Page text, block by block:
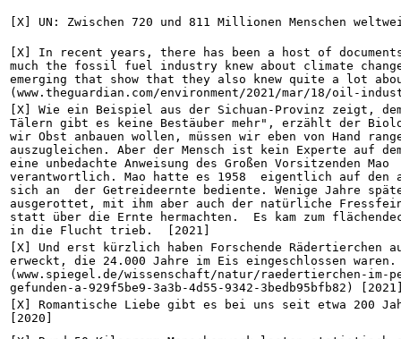
[X] UN: Zwischen 720 und 811 Millionen Menschen
[X] In recent years, there has been a host of
much the fossil fuel industry knew about climate change
emerging that show that they also knew quite a lot
(www.theguardian.com/environment/2021/mar/18/oil-
[X] Wie ein Beispiel aus der Sichuan-Provinz zeigt,
Tälern gibt es keine Bestäuber mehr", erzählt der
wir Obst anbauen wollen, müssen wir eben von Hand
auszugleichen. Aber der Mensch ist kein Experte auf
eine unbedachte Anweisung des Großen Vorsitzenden
verantwortlich. Mao hatte es 1958  eigentlich auf den
sich an  der Getreideernte bediente. Wenige Jahre
ausgerottet, mit ihm aber auch der natürliche
statt über die Ernte hermachten.  Es kam zum
in die Flucht trieb.  [2021]
[X] Und erst kürzlich haben Forschende Rädertierchen
erweckt, die 24.000 Jahre im Eis eingeschlossen
(www.spiegel.de/wissenschaft/natur/raedertierchen-im-
gefunden-a-929f5be9-3a3b-4d55-9342-3bedb95bfb82)
[X] Romantische Liebe gibt es bei uns seit etwa 200
[2020]